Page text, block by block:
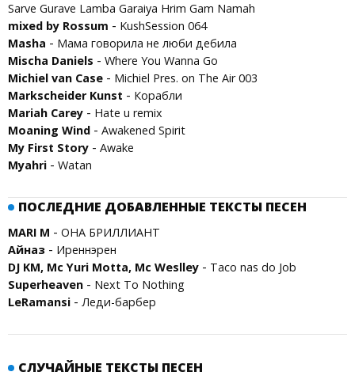
Sarve Gurave Lamba Garaiya Hrim Gam Namah
mixed by Rossum - KushSession 064
Masha - Мама говорила не люби дебила
Mischa Daniels - Where You Wanna Go
Michiel van Case - Michiel Pres. on The Air 003
Marksсheider Kunst - Корабли
Mariah Carey - Hate u remix
Moaning Wind - Awakened Spirit
My First Story - Awake
Myahri - Watan
ПОСЛЕДНИЕ ДОБАВЛЕННЫЕ ТЕКСТЫ ПЕСЕН
MARI M - ОНА БРИЛЛИАНТ
Айназ - Иреннэрен
DJ KM, Mc Yuri Motta, Mc Weslley - Taco nas do Job
Superheaven - Next To Nothing
LeRamansi - Леди-барбер
СЛУЧАЙНЫЕ ТЕКСТЫ ПЕСЕН